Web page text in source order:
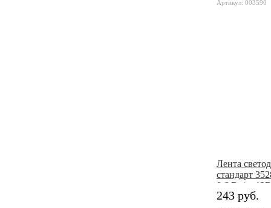
Артикул: 003590
Лента
стандарт
9,6 Вт/м,
243 руб.